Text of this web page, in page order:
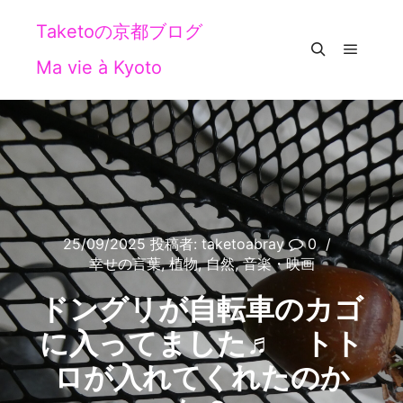
Taketoの京都ブログ
Ma vie à Kyoto
25/09/2025投稿者: taketoabray
0
幸せの言葉,植物,自然,音楽・映画
ドングリが自転車のカゴ
に入ってました♬ トト
ロが入れてくれたのか